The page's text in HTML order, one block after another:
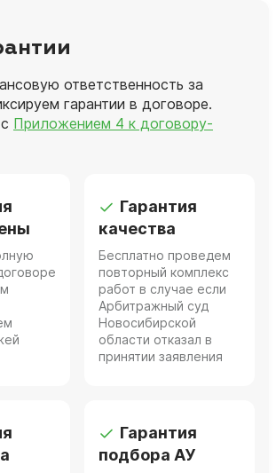
ответственность за
гарантии в договоре.
Приложением 4 к договору-
Гарантия
качества
Бесплатно проведем
повторный комплекс
работ в случае если
Арбитражный суд
Новосибирской
области отказал в
принятии заявления
Гарантия
подбора АУ